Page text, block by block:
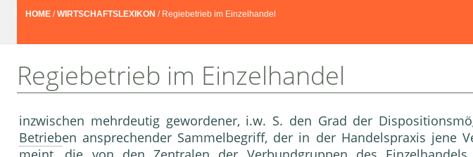
HOME /WIRTSCHAFTSLEXIKON / Regiebetrieb im Einzelhandel
Regiebetrieb im Einzelhandel
inzwischen mehrdeutig gewordener, i.w. S. den Grad der
Betrieben ansprechender Sammelbe­griff, der in der Handelspraxis jene